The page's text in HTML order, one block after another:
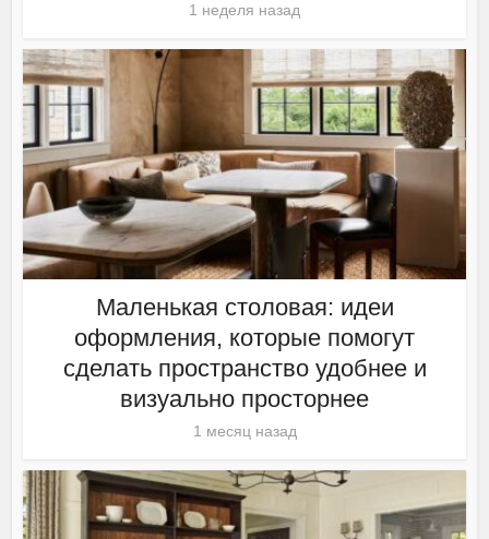
1 неделя назад
Маленькая столовая: идеи
оформления, которые помогут
сделать пространство удобнее и
визуально просторнее
1 месяц назад